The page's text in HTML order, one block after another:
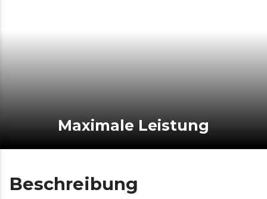
Maximale Leistung
Beschreibung